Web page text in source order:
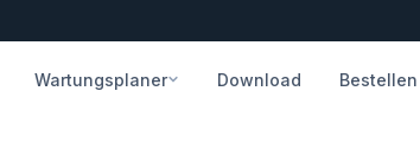
Wartungsplaner Download Bestellen